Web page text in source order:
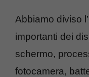
Abbiamo diviso
importanti dei
schermo,
fotocamera,